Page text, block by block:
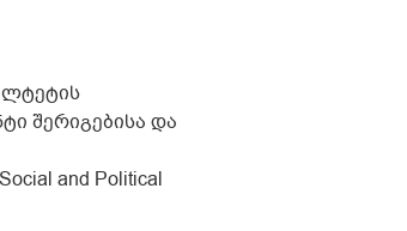
შერიგებისა და
and Political